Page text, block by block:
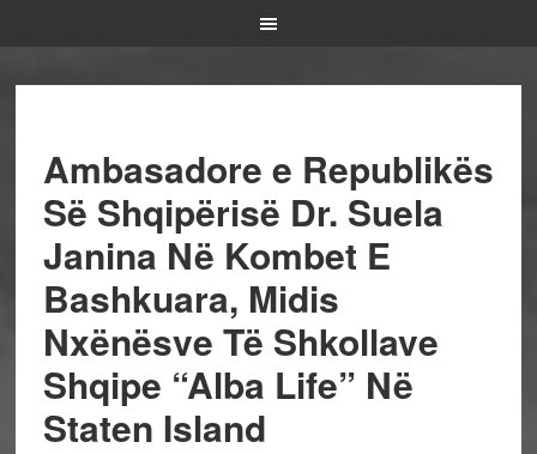
Ambasadore e Republikës
Së Shqipërisë Dr. Suela
Janina Në Kombet E
Bashkuara, Midis
Nxënësve Të Shkollave
Shqipe “Alba Life” Në
Staten Island